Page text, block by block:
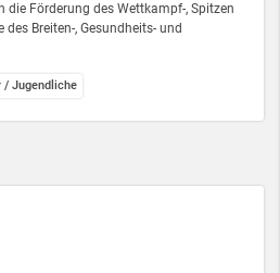
die Förderung des Wettkampf-, Spitzen
Breiten-, Gesundheits- und
/ Jugendliche